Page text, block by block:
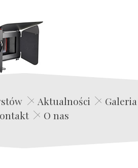
Edwin Film Agencja Aktorska
Aktualności
Galeria
O nas